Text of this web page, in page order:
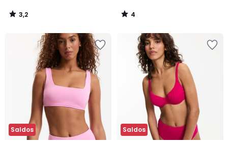
3,2
/
4
/
Saldos Saldos